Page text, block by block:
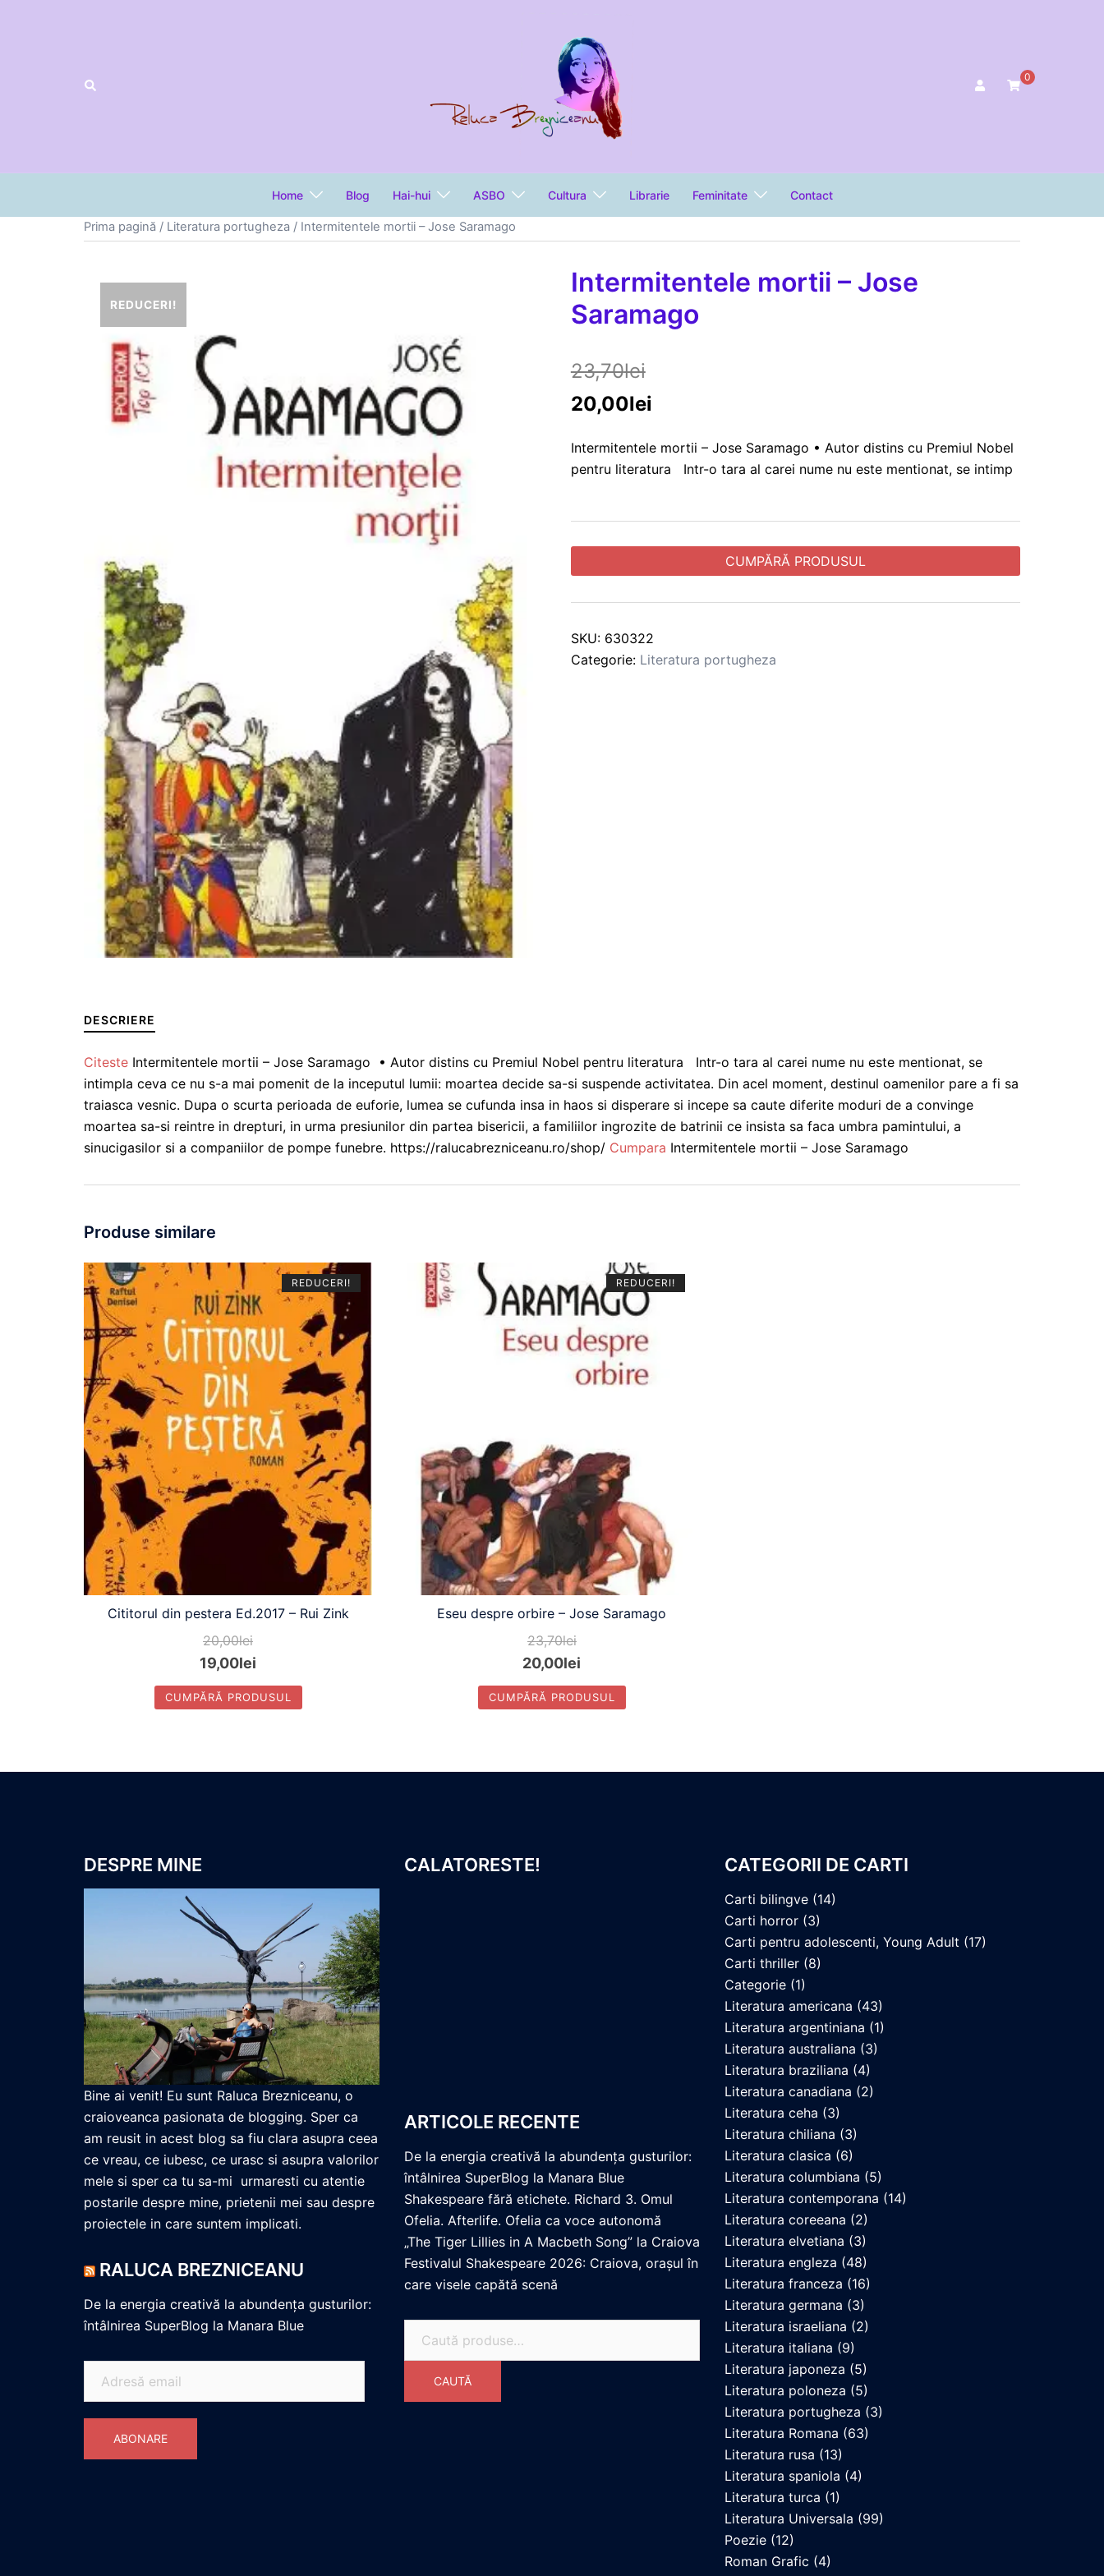
0
Home Blog Hai-hui ASBO Cultura Librarie Feminitate Contact
Prima pagină / Literatura portugheza / Intermitentele mortii – Jose Saramago
REDUCERI!
Intermitentele mortii – Jose
Saramago
23,70lei
20,00lei
Intermitentele mortii – Jose Saramago • Autor distins cu Premiul Nobel
pentru literatura Intr-o tara al carei nume nu este mentionat, se intimp
CUMPĂRĂ PRODUSUL
SKU: 630322
Categorie: Literatura portugheza
DESCRIERE
Citeste Intermitentele mortii – Jose Saramago • Autor distins cu Premiul Nobel pentru literatura Intr-o tara al carei nume nu este mentionat, se
intimpla ceva ce nu s-a mai pomenit de la inceputul lumii: moartea decide sa-si suspende activitatea. Din acel moment, destinul oamenilor pare a fi sa
traiasca vesnic. Dupa o scurta perioada de euforie, lumea se cufunda insa in haos si disperare si incepe sa caute diferite moduri de a convinge
moartea sa-si reintre in drepturi, in urma presiunilor din partea bisericii, a familiilor ingrozite de batrinii ce insista sa faca umbra pamintului, a
sinucigasilor si a companiilor de pompe funebre. https://ralucabrezniceanu.ro/shop/ Cumpara Intermitentele mortii – Jose Saramago
Produse similare
REDUCERI!
Cititorul din pestera Ed.2017 – Rui Zink
20,00lei
19,00lei
CUMPĂRĂ PRODUSUL
REDUCERI!
Eseu despre orbire – Jose Saramago
23,70lei
20,00lei
CUMPĂRĂ PRODUSUL
DESPRE MINE
Bine ai venit! Eu sunt Raluca Brezniceanu, o
craioveanca pasionata de blogging. Sper ca
am reusit in acest blog sa fiu clara asupra ceea
ce vreau, ce iubesc, ce urasc si asupra valorilor
mele si sper ca tu sa-mi urmaresti cu atentie
postarile despre mine, prietenii mei sau despre
proiectele in care suntem implicati.
RALUCA BREZNICEANU
De la energia creativă la abundența gusturilor:
întâlnirea SuperBlog la Manara Blue
ABONARE
CALATORESTE!
ARTICOLE RECENTE
De la energia creativă la abundența gusturilor:
întâlnirea SuperBlog la Manara Blue
Shakespeare fără etichete. Richard 3. Omul
Ofelia. Afterlife. Ofelia ca voce autonomă
„The Tiger Lillies in A Macbeth Song” la Craiova
Festivalul Shakespeare 2026: Craiova, orașul în
care visele capătă scenă
după:
CAUTĂ
CATEGORII DE CARTI
Carti bilingve (14)
Carti horror (3)
Carti pentru adolescenti, Young Adult (17)
Carti thriller (8)
Categorie (1)
Literatura americana (43)
Literatura argentiniana (1)
Literatura australiana (3)
Literatura braziliana (4)
Literatura canadiana (2)
Literatura ceha (3)
Literatura chiliana (3)
Literatura clasica (6)
Literatura columbiana (5)
Literatura contemporana (14)
Literatura coreeana (2)
Literatura elvetiana (3)
Literatura engleza (48)
Literatura franceza (16)
Literatura germana (3)
Literatura israeliana (2)
Literatura italiana (9)
Literatura japoneza (5)
Literatura poloneza (5)
Literatura portugheza (3)
Literatura Romana (63)
Literatura rusa (13)
Literatura spaniola (4)
Literatura turca (1)
Literatura Universala (99)
Poezie (12)
Roman Grafic (4)